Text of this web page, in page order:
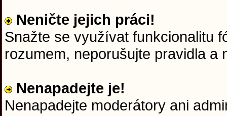
Neničte jejich práci!
Snažte se využívat funkcionalitu
rozumem, neporušujte pravidla a
Nenapadejte je!
Nenapadejte moderátory ani